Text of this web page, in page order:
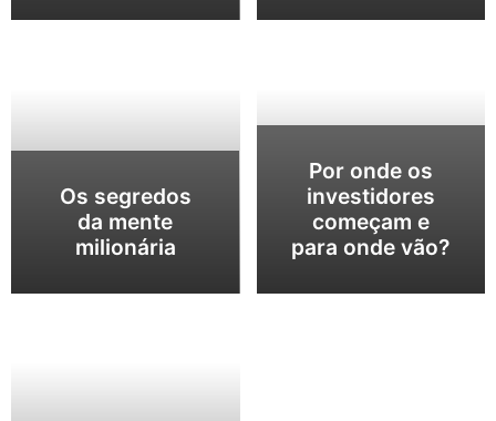
Os segredos
da mente
milionária
Por onde os
investidores
começam e
para onde vão?